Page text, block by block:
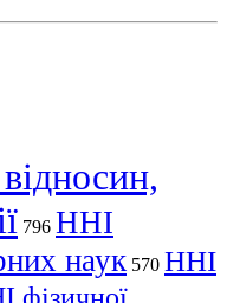
796 ННІ
наук 570 ННІ